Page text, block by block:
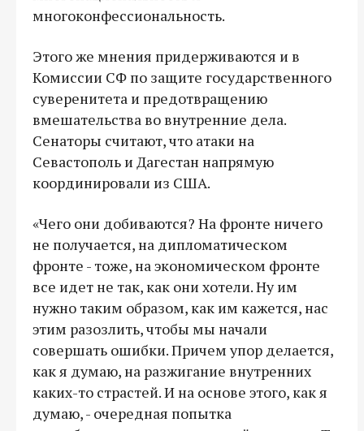
многоконфессиональность.
Этого же мнения придерживаются и в
Комиссии СФ по защите государственного
суверенитета и предотвращению
вмешательства во внутренние дела.
Сенаторы считают, что атаки на
Севастополь и Дагестан напрямую
координировали из США.
«Чего они добиваются? На фронте ничего
не получается, на дипломатическом
фронте - тоже, на экономическом фронте
все идет не так, как они хотели. Ну им
нужно таким образом, как им кажется, нас
этим разозлить, чтобы мы начали
совершать ошибки. Причем упор делается,
как я думаю, на разжигание внутренних
каких-то страстей. И на основе этого, как я
думаю, - очередная попытка